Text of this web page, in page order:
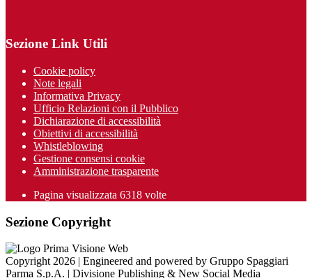
Sezione Link Utili
Cookie policy
Note legali
Informativa Privacy
Ufficio Relazioni con il Pubblico
Dichiarazione di accessibilità
Obiettivi di accessibilità
Whistleblowing
Gestione consensi cookie
Amministrazione trasparente
Pagina visualizzata 6318 volte
Sezione Copyright
Copyright 2026 | Engineered and powered by Gruppo Spaggiari
Parma S.p.A. | Divisione Publishing & New Social Media